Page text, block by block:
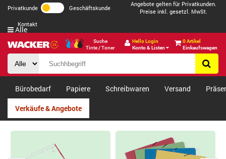
Privatkunde Geschäftskunde
Angebote gelten für Privatkunden.
Preise inkl. gesetzl. MwSt.
Kontakt
Suche
Tinte / Toner
Hello Login
Konto & Listen
0 Artikel
Einkaufswagen
Alle
Bürobedarf Papiere Schreibwaren Versand
Verkäufe & Angebote